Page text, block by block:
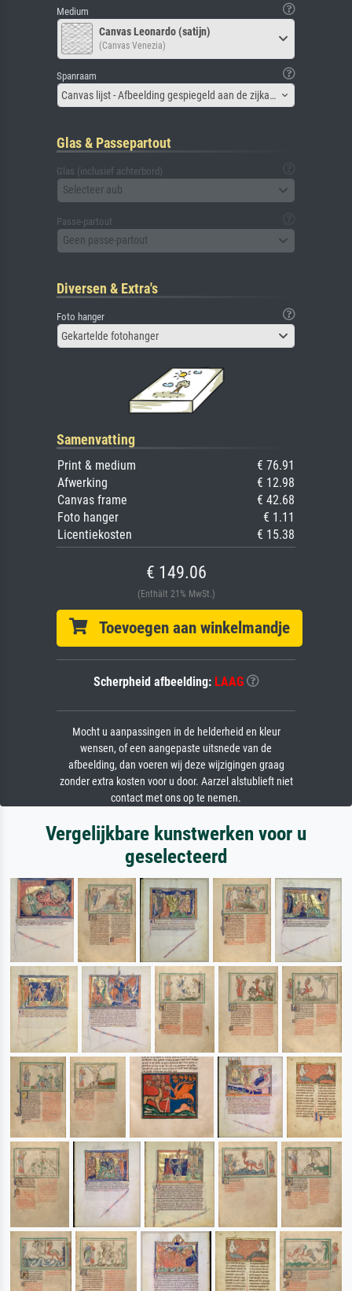
Medium
Canvas Leonardo (satijn)
(Canvas Venezia)
Spanraam
Canvas lijst - Afbeelding gespiegeld aan de zijkant
Glas & Passepartout
Glas (inclusief achterbord)
Selecteer aub
Passe-partout
Geen passe-partout
Diversen & Extra's
Foto hanger
Gekartelde fotohanger
Samenvatting
Print & medium
€ 76.91
Afwerking
€ 12.98
Canvas frame
€ 42.68
Foto hanger
€ 1.11
Licentiekosten
€ 15.38
€ 149.06
(Enthält 21% MwSt.)
Toevoegen aan winkelmandje
Scherpheid afbeelding: LAAG
Mocht u aanpassingen in de helderheid en kleur
wensen, of een aangepaste uitsnede van de
afbeelding, dan voeren wij deze wijzigingen graag
zonder extra kosten voor u door. Aarzel alstublieft niet
contact met ons op te nemen.
Vergelijkbare kunstwerken voor u
geselecteerd